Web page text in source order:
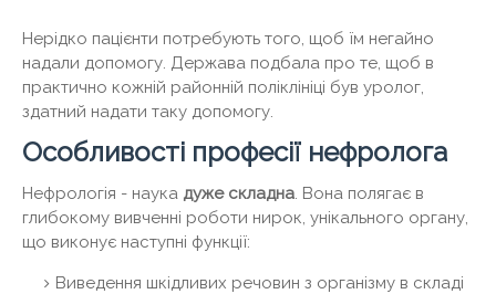
Нерідко пацієнти потребують того, щоб їм негайно
надали допомогу. Держава подбала про те, щоб в
практично кожній районній поліклініці був уролог,
здатний надати таку допомогу.
Особливості професії нефролога
Нефрологія - наука дуже складна. Вона полягає в
глибокому вивченні роботи нирок, унікального органу,
що виконує наступні функції:
Виведення шкідливих речовин з організму в складі